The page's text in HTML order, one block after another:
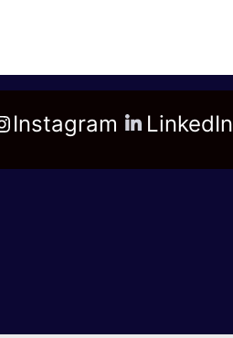
Instagram LinkedIn